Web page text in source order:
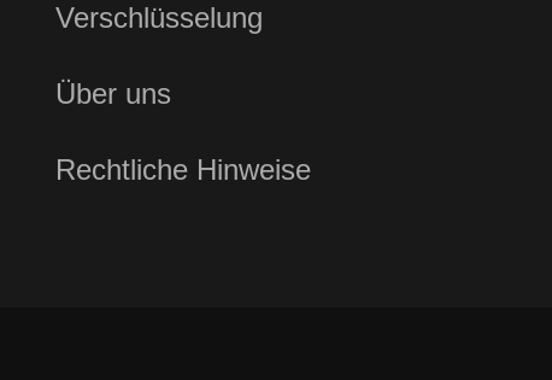
Verschlüsselung
Über uns
Rechtliche Hinweise